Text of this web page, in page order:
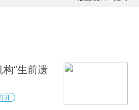
“生前遗
开